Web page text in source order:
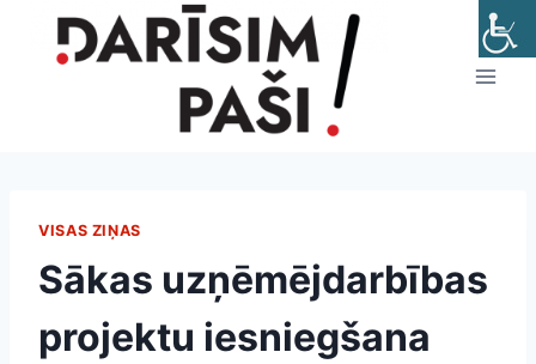
VISAS ZIŅAS
Sākas uzņēmējdarbības
projektu iesniegšana